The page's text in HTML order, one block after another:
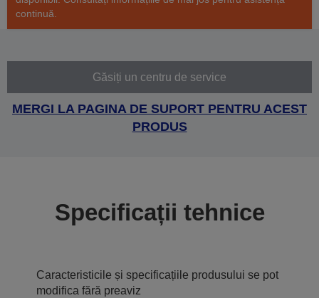
continuă.
Găsiți un centru de service
MERGI LA PAGINA DE SUPORT PENTRU ACEST
PRODUS
Specificații tehnice
Caracteristicile și specificațiile produsului se pot
modifica fără preaviz